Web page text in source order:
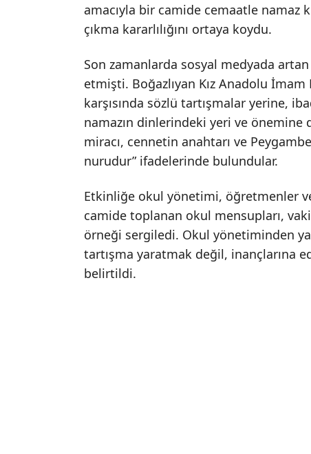
amacıyla bir camide cemaatle namaz
çıkma kararlılığını ortaya koydu.
Son zamanlarda sosyal medyada artan
etmişti. Boğazlıyan Kız Anadolu
karşısında sözlü tartışmalar yerine,
namazın dinlerindeki yeri ve
miracı, cennetin anahtarı ve
nurudur” ifadelerinde bulundular.
Etkinliğe okul yönetimi, öğretmenler
camide toplanan okul mensupları,
örneği sergiledi. Okul yönetiminden
tartışma yaratmak değil, inançlarına
belirtildi.